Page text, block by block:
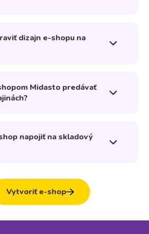
dizajn e-shopu na
Midasto predávať
napojiť na skladový
Vytvoriť e-shop